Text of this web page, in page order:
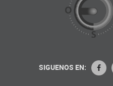
SIGUENOS EN: